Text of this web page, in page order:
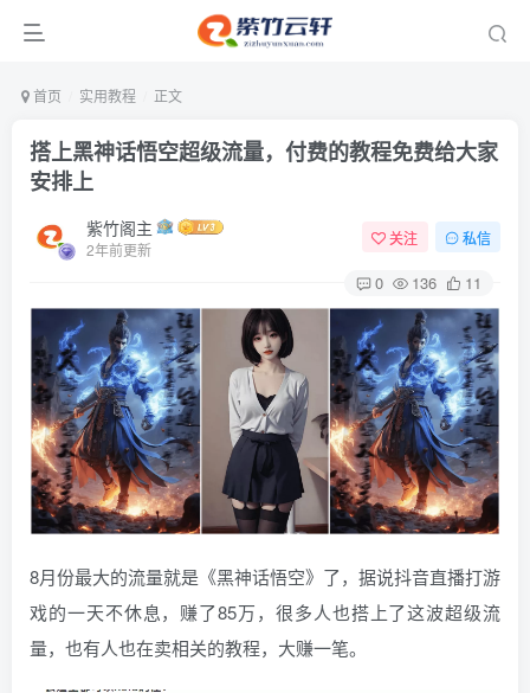
首页 实用教程 正文
搭上黑神话悟空超级流量，付费的教程免费给大家
安排上
紫竹阁主
2年前更新
关注 私信
0 136 11
8月份最大的流量就是《黑神话悟空》了，据说抖音直播打游
戏的一天不休息，赚了85万，很多人也搭上了这波超级流
量，也有人也在卖相关的教程，大赚一笔。